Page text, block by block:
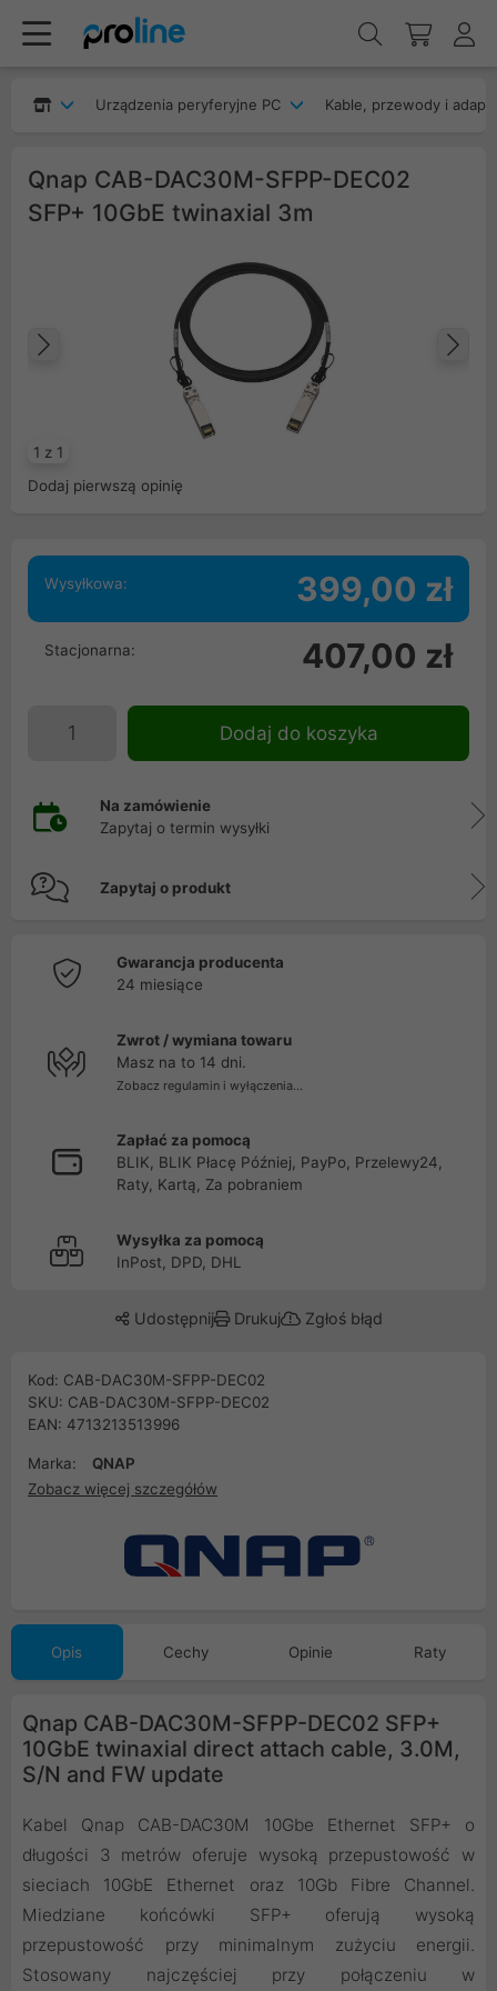
Urządzenia peryferyjne PC Kable, przewody i
Qnap CAB-DAC30M-SFPP-DEC02
SFP+ 10GbE twinaxial 3m
1 z 1
Poprzedni
Dodaj pierwszą opinię
Wysyłkowa: 399,00 zł
Stacjonarna: 407,00 zł
Dodaj do koszyka
Na zamówienie
Zapytaj o termin wysyłki
Zapytaj o produkt
Gwarancja producenta
24 miesiące
Zwrot / wymiana towaru
Masz na to 14 dni.
Zobacz regulamin i wyłączenia...
Zapłać za pomocą
BLIK, BLIK Płacę Później, PayPo, Przelewy24,
Raty, Kartą, Za pobraniem
Wysyłka za pomocą
InPost, DPD, DHL
Udostępnij Drukuj Zgłoś błąd
Kod: CAB-DAC30M-SFPP-DEC02
SKU: CAB-DAC30M-SFPP-DEC02
EAN: 4713213513996
Marka:
QNAP
Zobacz więcej szczegółów
Opis Cechy Opinie Raty
Qnap CAB-DAC30M-SFPP-DEC02 SFP+
10GbE twinaxial direct attach cable, 3.0M,
S/N and FW update
Kabel Qnap CAB-DAC30M 10Gbe Ethernet SFP+ o
długości 3 metrów oferuje wysoką przepustowość w
sieciach 10GbE Ethernet oraz 10Gb Fibre Channel.
Miedziane końcówki SFP+ oferują wysoką
przepustowość przy minimalnym zużyciu energii.
Stosowany najczęściej przy połączeniu w